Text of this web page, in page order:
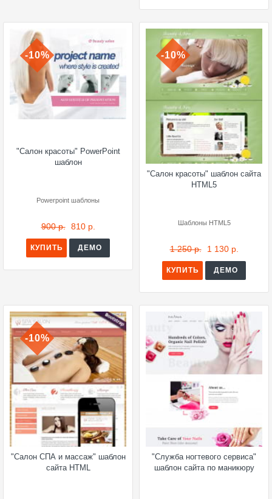
-10%
"Салон красоты" PowerPoint
шаблон
Powerpoint шаблоны
900 р. 810 р.
КУПИТЬ ДЕМО
-10%
"Салон красоты" шаблон сайта
HTML5
Шаблоны HTML5
1 250 р. 1 130 р.
КУПИТЬ ДЕМО
-10%
"Салон СПА и массаж" шаблон
сайта HTML
"Служба ногтевого сервиса"
шаблон сайта по маникюру